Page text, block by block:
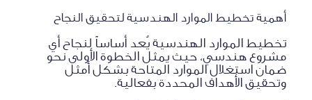
أهمية تخطيط الموارد الهندسية لتحقيق النجاح
تخطيط الموارد الهندسية يُعد أساساً لنجاح أي
مشروع هندسي، حيث يمثل الخطوة الأولى نحو
ضمان استغلال الموارد المتاحة بشكل أمثل
وتحقيق الأهداف المحددة بفعالية.